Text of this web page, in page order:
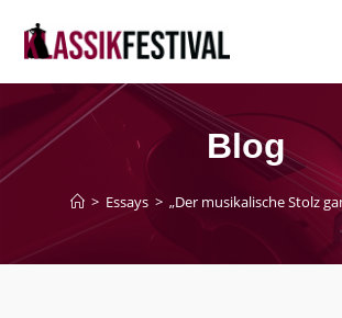
Inhalt
Blog
> Essays > „Der musikalische Stolz